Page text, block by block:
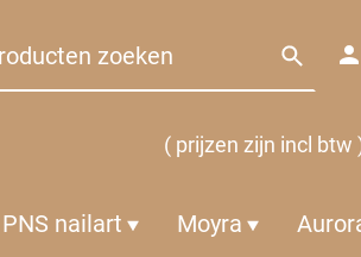
( prijzen zijn incl btw
PNS nailart Moyra